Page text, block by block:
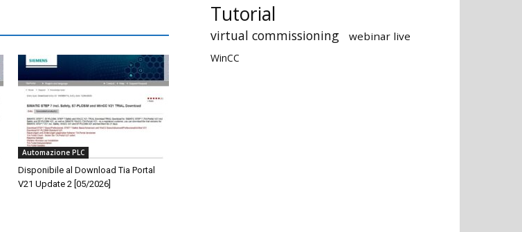
Automazione PLC
Disponibile al Download Tia Portal
V21 Update 2 [05/2026]
Tutorial
virtual commissioning webinar live
WinCC